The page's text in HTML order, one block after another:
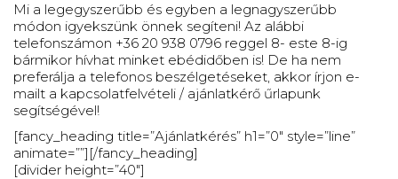
Mi a legegyszerűbb és egyben a legnagyszerűbb
módon igyekszünk önnek segíteni! Az alábbi
telefonszámon +36 20 938 0796 reggel 8- este 8-ig
bármikor hívhat minket ebédidőben is! De ha nem
preferálja a telefonos beszélgetéseket, akkor írjon e-
mailt a kapcsolatfelvételi / ajánlatkérő űrlapunk
segítségével!
[fancy_heading title=”Ajánlatkérés” h1=”0″ style=”line”
animate=””][/fancy_heading]
[divider height=”40″]